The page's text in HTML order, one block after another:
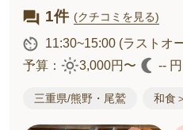
1件 (クチコミを見る)
11:30~15:00 (ラストオ
予算：
3,000円〜 --
三重県/熊野・尾鷲 和食